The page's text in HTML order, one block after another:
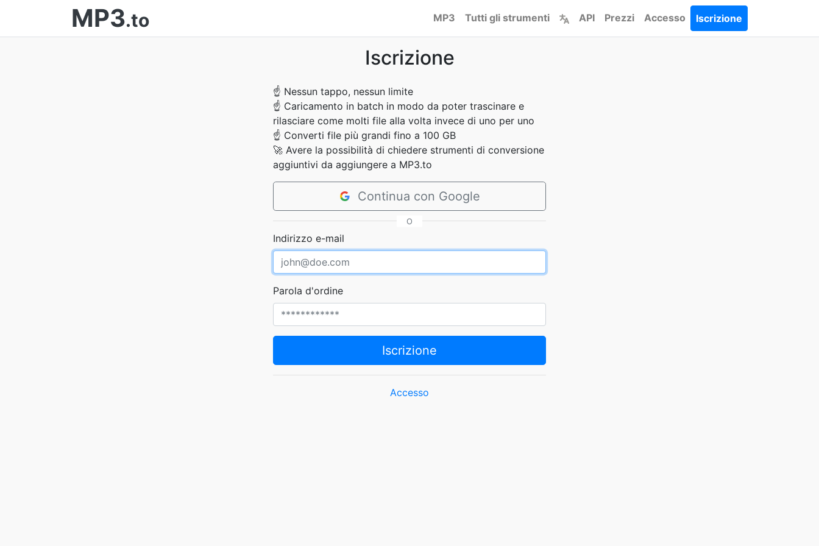
MP3.to MP3 Tutti gli strumenti API Prezzi Accesso Iscrizione
Iscrizione
☝ Nessun tappo, nessun limite
☝ Caricamento in batch in modo da poter trascinare e
rilasciare come molti file alla volta invece di uno per uno
☝ Converti file più grandi fino a 100 GB
🚀 Avere la possibilità di chiedere strumenti di conversione
aggiuntivi da aggiungere a MP3.to
Continua con Google
O
Indirizzo e-mail
Parola d'ordine
Iscrizione
Accesso